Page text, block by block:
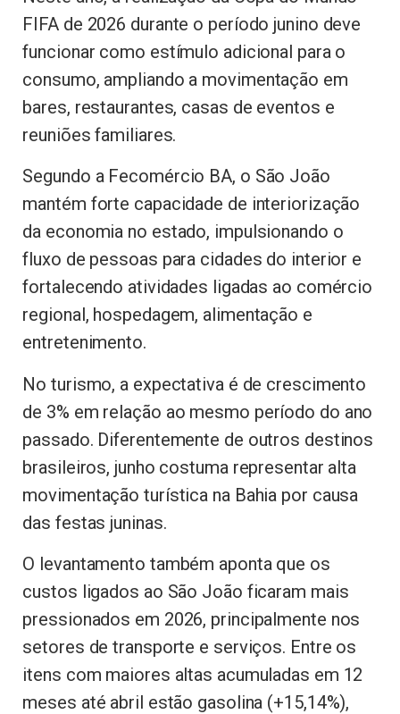
FIFA de 2026 durante o período junino deve
funcionar como estímulo adicional para o
consumo, ampliando a movimentação em
bares, restaurantes, casas de eventos e
reuniões familiares.
Segundo a Fecomércio BA, o São João
mantém forte capacidade de interiorização
da economia no estado, impulsionando o
fluxo de pessoas para cidades do interior e
fortalecendo atividades ligadas ao comércio
regional, hospedagem, alimentação e
entretenimento.
No turismo, a expectativa é de crescimento
de 3% em relação ao mesmo período do ano
passado. Diferentemente de outros destinos
brasileiros, junho costuma representar alta
movimentação turística na Bahia por causa
das festas juninas.
O levantamento também aponta que os
custos ligados ao São João ficaram mais
pressionados em 2026, principalmente nos
setores de transporte e serviços. Entre os
itens com maiores altas acumuladas em 12
meses até abril estão gasolina (+15,14%),